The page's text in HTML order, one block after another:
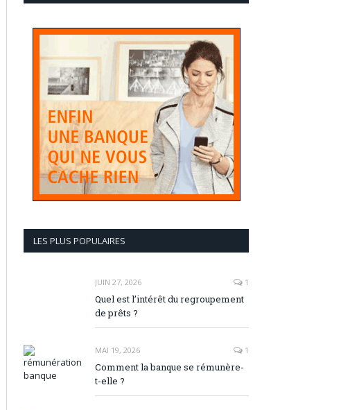
LES PLUS POPULAIRES
JUIN 27, 2026 1
Quel est l’intérêt du regroupement
de prêts ?
MAI 19, 2026 1
Comment la banque se rémunère-
t-elle ?